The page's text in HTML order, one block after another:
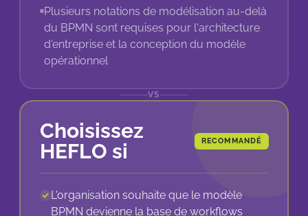
Plusieurs notations de modélisation au-delà
du BPMN sont requises pour l'architecture
d'entreprise et la conception du modèle
opérationnel
VS
Choisissez
HEFLO si
RECOMMANDÉ
L'organisation souhaite que le modèle
BPMN devienne la base de workflows